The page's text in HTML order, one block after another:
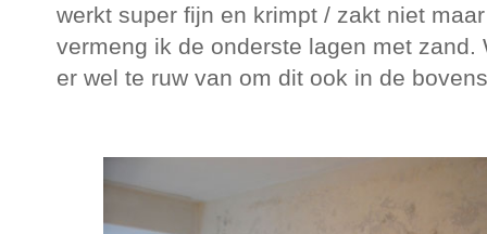
werkt super fijn en krimpt / zakt niet
vermeng ik de onderste lagen met
er wel te ruw van om dit ook in de